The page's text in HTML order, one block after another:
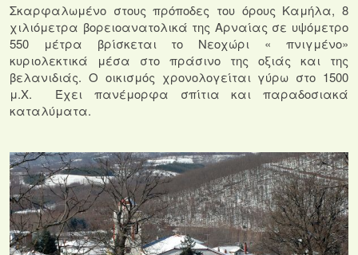
Σκαρφαλωμένο στους πρόποδες του όρους Καμήλα, 8
χιλιόμετρα βορειοανατολικά της Αρναίας σε υψόμετρο
550 μέτρα βρίσκεται το Νεοχώρι
« πνιγμένο»
κυριολεκτικά μέσα στο πράσινο της οξιάς και της
βελανιδιάς. Ο οικισμός χρονολογείται γύρω στο 1500
μ.Χ.
Έχει πανέμορφα σπίτια και παραδοσιακά
καταλύματα.